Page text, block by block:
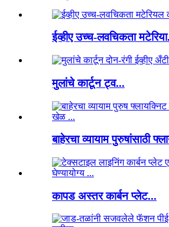
ईव्हीए उच्च-लवचिकता
मुलांचे कार्टून ट्व...
बाहेरचा व्यायाम पुरुषांसाठी
कापड अस्तर कार्बन प्लेट...